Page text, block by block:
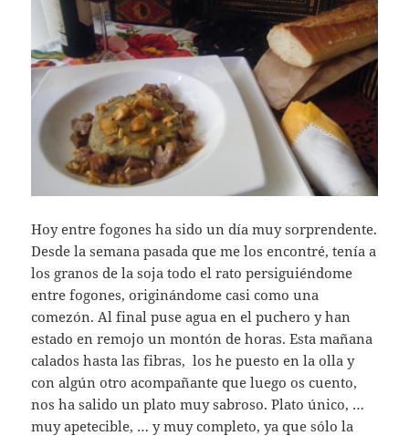
Hoy entre fogones ha sido un día muy sorprendente.
Desde la semana pasada que me los encontré, tenía a
los granos de la soja todo el rato persiguiéndome
entre fogones, originándome casi como una
comezón. Al final puse agua en el puchero y han
estado en remojo un montón de horas. Esta mañana
calados hasta las fibras, los he puesto en la olla y
con algún otro acompañante que luego os cuento,
nos ha salido un plato muy sabroso. Plato único, …
muy apetecible, … y muy completo, ya que sólo la